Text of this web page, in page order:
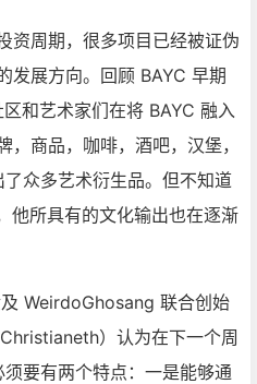
资周期，很多项目已经被证伪
发展方向。回顾 BAYC 早期
和艺术家们在将 BAYC 融入
商品，咖啡，酒吧，汉堡，
众多艺术衍生品。但不知道
他所具有的文化输出也在逐渐
WeirdoGhosang 联合创始
）认为在下一个周
要有两个特点：一是能够通